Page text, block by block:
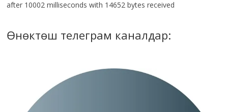
after 10002 milliseconds with 14652 bytes received
Өнөктөш телеграм каналдар: